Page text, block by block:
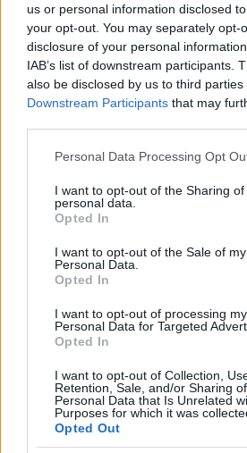
us or personal information disclosed
your opt-out. You may separately opt-
disclosure of your personal
IAB’s list of downstream participants.
also be disclosed by us to third parties
Downstream Participants that may
Please note that this website/app
not limited to your visit or usage
grant or deny consent to Google and
use your data for below specified
consent section.
Personal Data Processing Opt
I want to opt-out of the Sharing of
personal data.
Opted In
I want to opt-out of the Sale of my
Personal Data.
Opted In
I want to opt-out of processing my
Personal Data for Targeted
Opted In
I want to opt-out of Collection,
Retention, Sale, and/or Sharing
Personal Data that Is Unrelated
Purposes for which it was
Opted Out
Jön még